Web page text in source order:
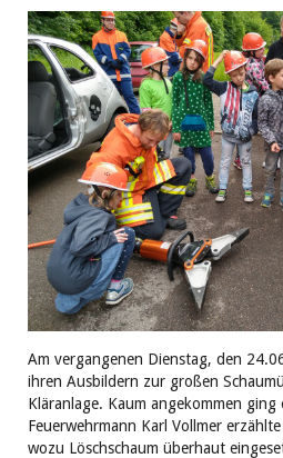
Am vergangenen Dienstag, den
ihren Ausbildern zur großen
Kläranlage. Kaum angekommen ging
Feuerwehrmann Karl Vollmer
wozu Löschschaum überhaut